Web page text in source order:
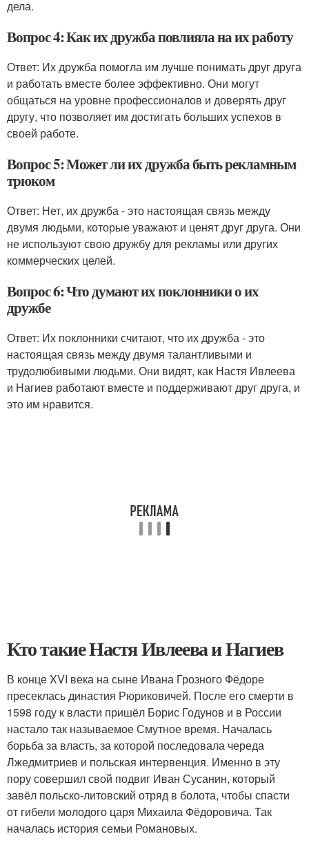
дела.
Вопрос 4: Как их дружба повлияла на их работу
Ответ: Их дружба помогла им лучше понимать друг друга
и работать вместе более эффективно. Они могут
общаться на уровне профессионалов и доверять друг
другу, что позволяет им достигать больших успехов в
своей работе.
Вопрос 5: Может ли их дружба быть рекламным
трюком
Ответ: Нет, их дружба - это настоящая связь между
двумя людьми, которые уважают и ценят друг друга. Они
не используют свою дружбу для рекламы или других
коммерческих целей.
Вопрос 6: Что думают их поклонники о их
дружбе
Ответ: Их поклонники считают, что их дружба - это
настоящая связь между двумя талантливыми и
трудолюбивыми людьми. Они видят, как Настя Ивлеева
и Нагиев работают вместе и поддерживают друг друга, и
это им нравится.
Кто такие Настя Ивлеева и Нагиев
В конце XVI века на сыне Ивана Грозного Фёдоре
пресеклась династия Рюриковичей. После его смерти в
1598 году к власти пришёл Борис Годунов и в России
настало так называемое Смутное время. Началась
борьба за власть, за которой последовала череда
Лжедмитриев и польская интервенция. Именно в эту
пору совершил свой подвиг Иван Сусанин, который
завёл польско-литовский отряд в болота, чтобы спасти
от гибели молодого царя Михаила Фёдоровича. Так
началась история семьи Романовых.